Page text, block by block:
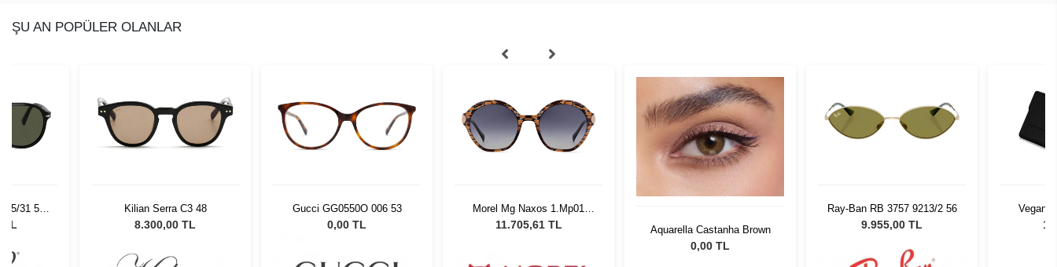
ŞU AN POPÜLER OLANLAR
95/31 55
TL
Kilian Serra C3 48
8.300,00 TL
Gucci GG0550O 006 53
0,00 TL
Morel Mg Naxos 1.Mp01
5219
11.705,61 TL Aquarella Castanha Brown
0,00 TL
Ray-Ban RB 3757 9213/2 56
9.955,00 TL
Vegan